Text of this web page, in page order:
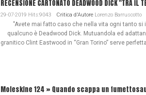
RECENSIONE CARTONATO DEADWOOD DICK "TRA IL
29-07-2019 Hits:9043 Critica d'AutoreLorenzo Barruscotto
"Avete mai fatto caso che nella vita ogni tanto si
qualcuno è Deadwood Dick. Mutuandola ed
granitico Clint Eastwood in “Gran Torino” serve
Moleskine 124 » Quando scappa un